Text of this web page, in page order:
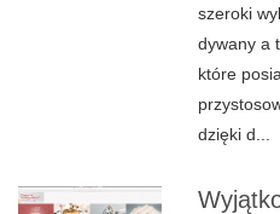
szeroki
dywany a
które
dzięki d...